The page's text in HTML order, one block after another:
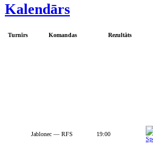
Kalendārs
Turnīrs Komandas Rezultāts
Jablonec — RFS 19:00